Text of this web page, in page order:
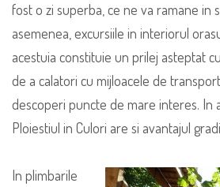
fost o zi superba, ce ne va ramane in
asemenea, excursiile in interiorul
acestuia constituie un prilej asteptat
de a calatori cu mijloacele de
descoperi puncte de mare interes. In
Ploiestiul in Culori are si avantajul
In plimbarile